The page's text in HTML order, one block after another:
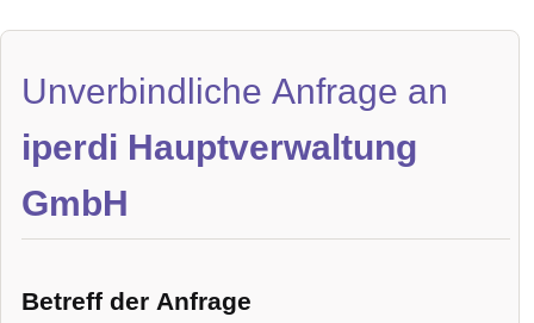
Unverbindliche Anfrage an
iperdi Hauptverwaltung
GmbH
Betreff der Anfrage